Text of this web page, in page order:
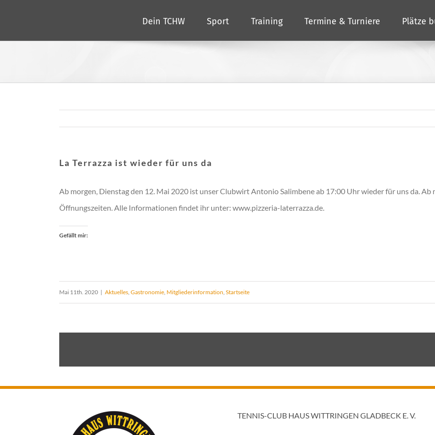
springen
Dein TCHW Sport Training Termine & Turniere Plätze
La Terrazza ist wieder für uns da
Ab morgen, Dienstag den 12. Mai 2020 ist unser Clubwirt Antonio Salimbene ab 17:00 Uhr wieder für uns da.
Öffnungszeiten. Alle Informationen findet ihr unter: www.pizzeria-laterrazza.de.
Gefällt mir:
Mai 11th. 2020 | Aktuelles, Gastronomie, Mitgliederinformation, Startseite
TENNIS-CLUB HAUS WITTRINGEN GLADBECK E. V.